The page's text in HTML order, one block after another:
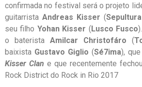
confirmada no festival será o projeto
guitarristaAndreas Kisser(Sepultura
seu filho Yohan Kisser (Lusco Fusco
o baterista Amilcar Christofáro (
baixista Gustavo Giglio (Sé7ima),
Kisser Clan e que recentemente
Rock District do Rock in Rio 2017